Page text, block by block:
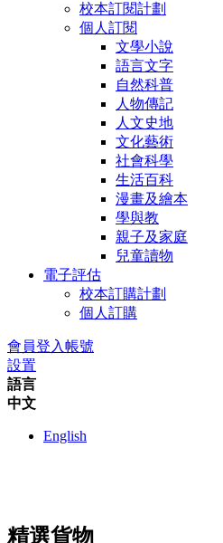
校本訂閱計劃
個人訂閱
文學小說
語言文字
自然科普
人物傳記
人文史地
文化藝術
社會科學
生活百科
漫畫及繪本
學與教
親子及家庭
兒童讀物
電子評估
校本訂購計劃
個人訂購
會員登入帳號
設置
語言
中文
English
精選貨物